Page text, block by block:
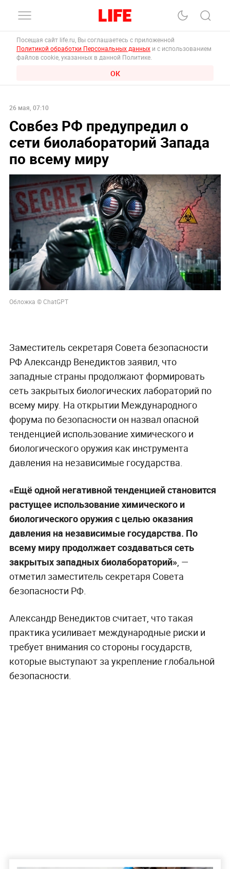
Посещая сайт life.ru, Вы соглашаетесь с приложенной
Политикой обработки Персональных данных и с использованием
файлов cookie, указанных в данной Политике.
ОК
26 мая, 07:10
Совбез РФ предупредил о
сети биолабораторий Запада
по всему миру
Обложка © ChatGPT
Заместитель секретаря Совета безопасности
РФ Александр Венедиктов заявил, что
западные страны продолжают формировать
сеть закрытых биологических лабораторий по
всему миру. На открытии Международного
форума по безопасности он назвал опасной
тенденцией использование химического и
биологического оружия как инструмента
давления на независимые государства.
«Ещё одной негативной тенденцией становится
растущее использование химического и
биологического оружия с целью оказания
давления на независимые государства. По
всему миру продолжает создаваться сеть
закрытых западных биолабораторий», —
отметил заместитель секретаря Совета
безопасности РФ.
Александр Венедиктов считает, что такая
практика усиливает международные риски и
требует внимания со стороны государств,
которые выступают за укрепление глобальной
безопасности.